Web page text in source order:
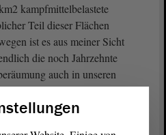
kampfmittelbelastete
Teil dieser Flächen
ist es aus meiner Sicht
die noch Jahrzehnte
auch in unseren